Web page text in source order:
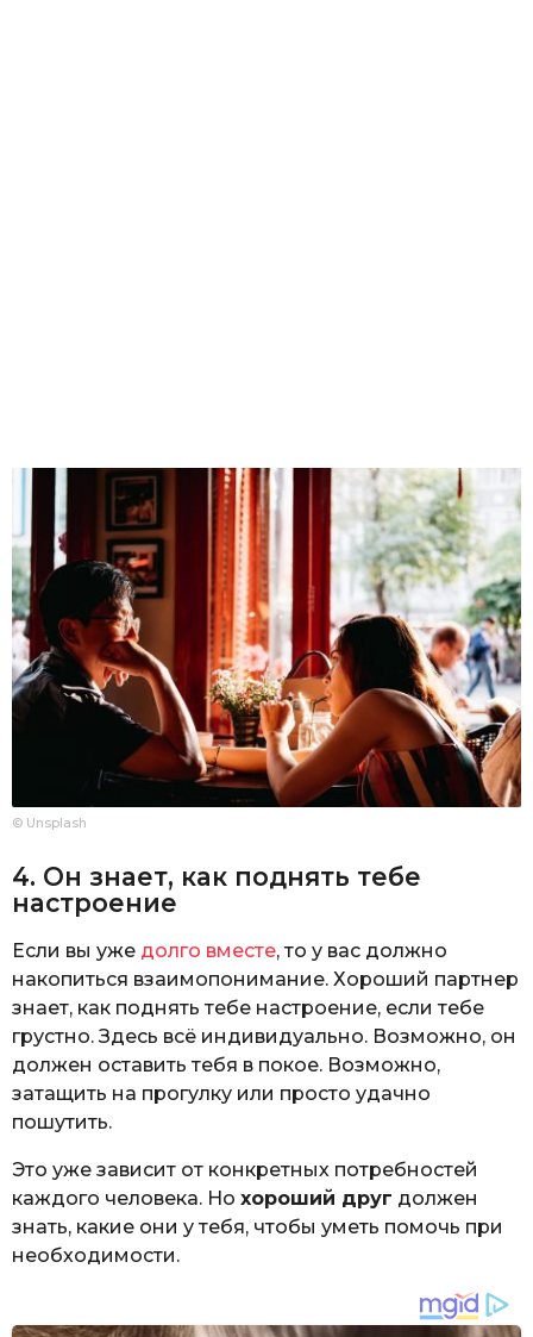
© Unsplash
4. Он знает, как поднять тебе
настроение
Если вы уже долго вместе, то у вас должно
накопиться взаимопонимание. Хороший партнер
знает, как поднять тебе настроение, если тебе
грустно. Здесь всё индивидуально. Возможно, он
должен оставить тебя в покое. Возможно,
затащить на прогулку или просто удачно
пошутить.
Это уже зависит от конкретных потребностей
каждого человека. Но хороший друг должен
знать, какие они у тебя, чтобы уметь помочь при
необходимости.